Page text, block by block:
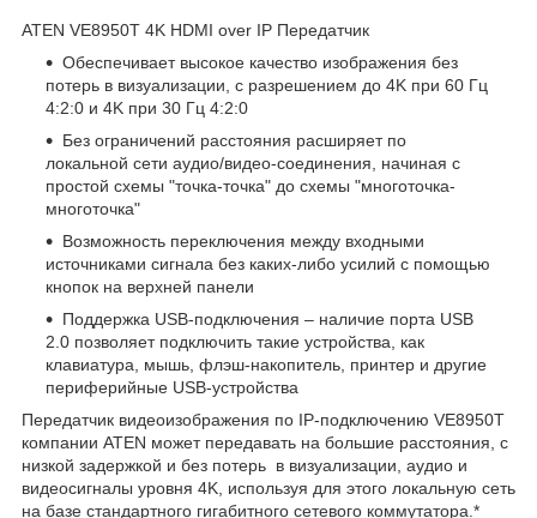
ATEN VE8950T 4K HDMI over IP Передатчик
Обеспечивает высокое качество изображения без
потерь в визуализации, с разрешением до 4K при 60 Гц
4:2:0 и 4K при 30 Гц 4:2:0
Без ограничений расстояния расширяет по
локальной сети аудио/видео-соединения, начиная с
простой схемы "точка-точка" до схемы "многоточка-
многоточка"
Возможность переключения между входными
источниками сигнала без каких-либо усилий с помощью
кнопок на верхней панели
Поддержка USB-подключения – наличие порта USB
2.0 позволяет подключить такие устройства, как
клавиатура, мышь, флэш-накопитель, принтер и другие
периферийные USB-устройства
Передатчик видеоизображения по IP-подключению VE8950T
компании ATEN может передавать на большие расстояния, с
низкой задержкой и без потерь в визуализации, аудио и
видеосигналы уровня 4K, используя для этого локальную сеть
на базе стандартного гигабитного сетевого коммутатора.*